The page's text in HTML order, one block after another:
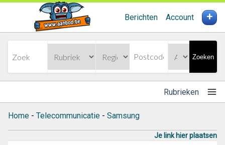
Berichten Account +
Zoeken
Rubrieken
Home - Telecommunicatie - Samsung
Je link hier plaatsen